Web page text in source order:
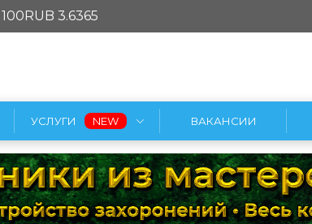
100RUB 3.6365
УСЛУГИ ВАКАНСИИ